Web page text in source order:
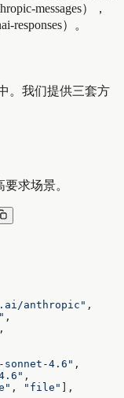
messages），
responses）。
。我们提供三套方
求场景。
anthropic" ,
,
,
4.6" ,
,
, "file"
],